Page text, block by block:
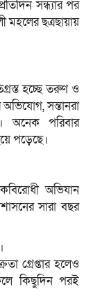
সন্ধ্যার পর
মহলের ছত্রছায়ায়
হচ্ছে তরুণ ও
সন্তানরা
অনেক পরিবার
পড়েছে।
অভিযান
সারা বছর
গ্রেপ্তার হলেও
কিছুদিন পরই